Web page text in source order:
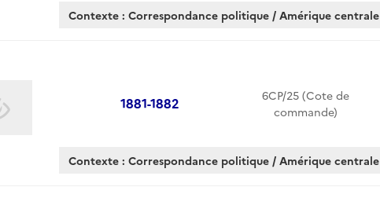
Contexte : Correspondance politique / Amérique centrale
1881-1882
6CP/25 (Cote de
commande)
Contexte : Correspondance politique / Amérique centrale